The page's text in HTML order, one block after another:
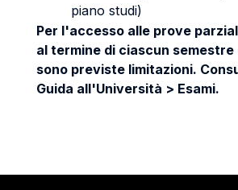
piano studi)
Per l'accesso alle prove
al termine di ciascun
sono previste limitazioni.
Guida all'Università > Esami.